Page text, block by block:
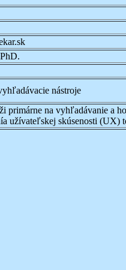
nástroje
primárne na vyhľadávanie a
užívateľskej skúsenosti (UX)